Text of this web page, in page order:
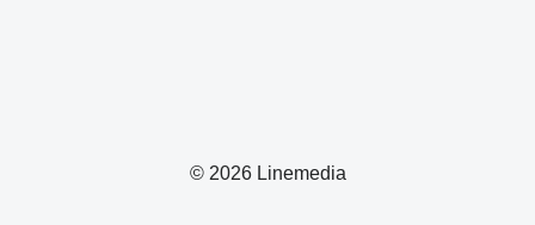
© 2026 Linemedia